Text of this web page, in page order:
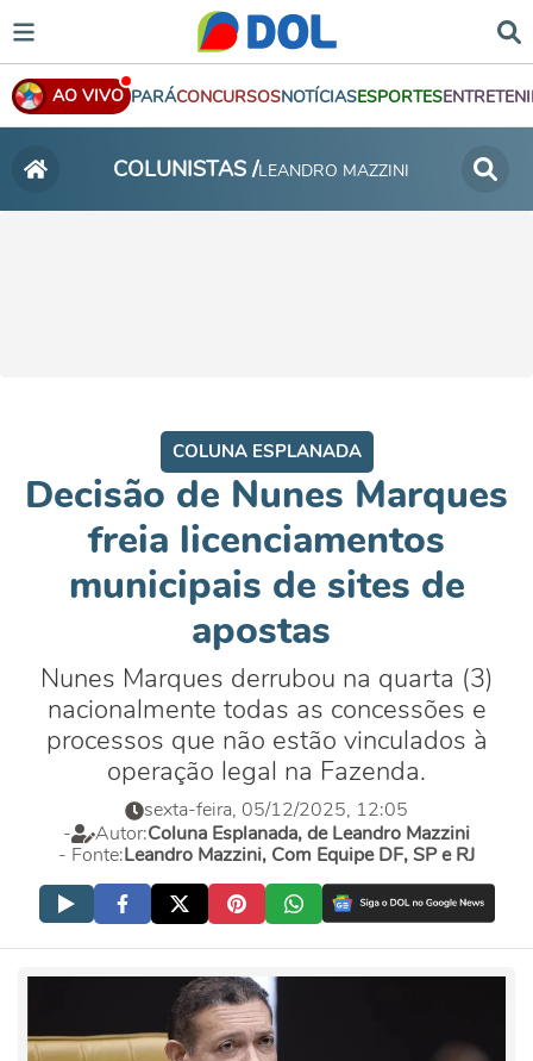
AO VIVO PARÁCONCURSOSNOTÍCIASESPORTES
COLUNISTAS /LEANDRO MAZZINI
COLUNA ESPLANADA
Decisão de Nunes Marques
freia licenciamentos
municipais de sites de
apostas
Nunes Marques derrubou na quarta (3)
nacionalmente todas as concessões e
processos que não estão vinculados à
operação legal na Fazenda.
sexta-feira, 05/12/2025, 12:05
-
Autor:Coluna Esplanada, de Leandro Mazzini
- Fonte:Leandro Mazzini, Com Equipe DF, SP e RJ